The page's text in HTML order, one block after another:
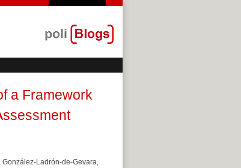
a Framework
González-Ladrón-de-Gevara,